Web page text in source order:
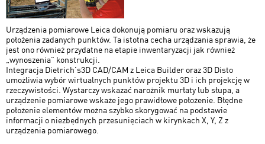
Urządzenia pomiarowe Leica dokonują pomiaru oraz wskazują
położenia zadanych punktów. Ta istotna cecha urządzania sprawia, że
jest ono również przydatne na etapie inwentaryzacji jak również
„wynoszenia” konstrukcji.
Integracja Dietrich's3D CAD/CAM z Leica Builder oraz 3D Disto
umożliwia wybór wirtualnych punktów projektu 3D i ich projekcję w
rzeczywistości. Wystarczy wskazać narożnik murłaty lub słupa, a
urządzenie pomiarowe wskaże jego prawidłowe położenie. Błędne
położenie elementów można szybko skorygować na podstawie
informacji o niezbędnych przesunięciach w kirynkach X, Y, Z z
urządzenia pomiarowego.